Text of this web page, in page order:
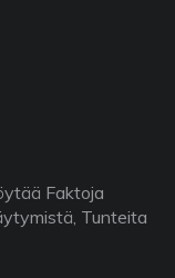
Faktoja
Tunteita